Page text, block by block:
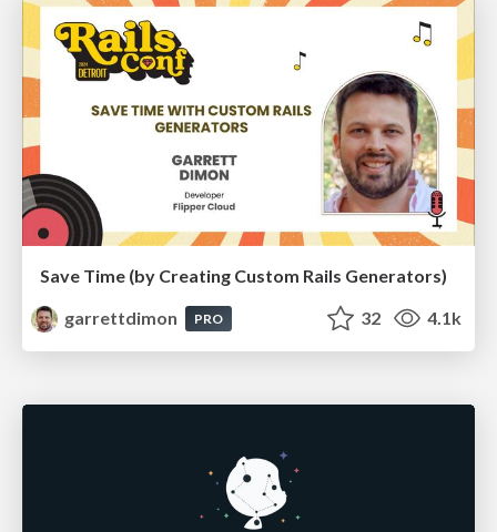
Save Time (by Creating Custom Rails Generators)
garrettdimon
PRO 32 4.1k